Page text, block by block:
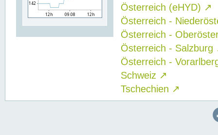
Österreich (eHYD) ↗
Österreich -
Österreich -
Österreich - Salzburg
Österreich -
Schweiz ↗
Tschechien ↗